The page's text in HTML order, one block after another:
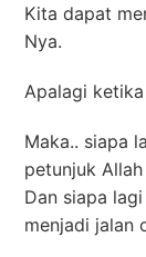
Kita dapat
Nya.
Apalagi
Maka.. siapa
petunjuk
Dan siapa
menjadi jalan